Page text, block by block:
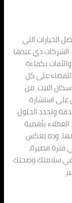
الخيارات اللي
دي عندها
بكفاءة
للقضاء على كل
سكان البيت. من
تقدر تحصل على استشارة
وتحدد الحلول
بأهمية
وده يعكس
فترة قصيرة،
في سلامتك وصحتك